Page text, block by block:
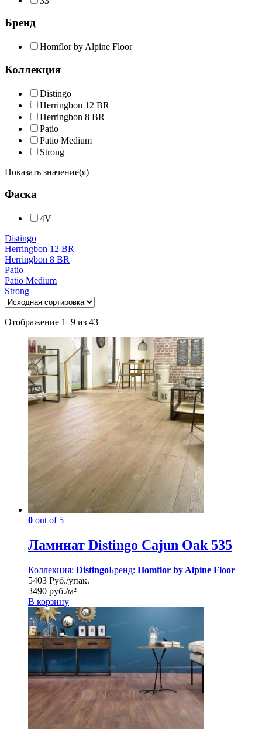
Бренд
Homflor by Alpine Floor
Коллекция
Distingo
Herringbon 12 BR
Herringbon 8 BR
Patio
Patio Medium
Strong
Показать значение(я)
Фаска
4V
Distingo
Herringbon 12 BR
Herringbon 8 BR
Patio
Patio Medium
Strong
Отображение 1–9 из 43
0 out of 5
Ламинат Distingo Cajun Oak 535
Коллекция: DistingoБренд: Homflor by Alpine Floor
5403 Руб./упак.
3490 руб./м²
В корзину